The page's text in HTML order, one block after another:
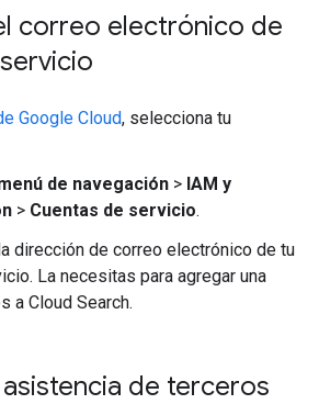
correo electrónico de
Google Cloud, selecciona tu
de navegación > IAM y
> Cuentas de servicio.
dirección de correo electrónico de tu
La necesitas para agregar una
a Cloud Search.
asistencia de terceros